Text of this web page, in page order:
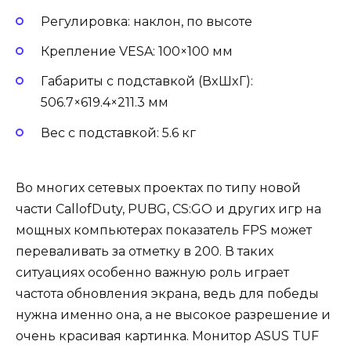
Регулировка: наклон, по высоте
Крепление VESA: 100×100 мм
Габариты с подставкой (ВxШxГ):
506.7×619.4×211.3 мм
Вес с подставкой: 5.6 кг
Во многих сетевых проектах по типу новой
части CallofDuty, PUBG, CS:GO и других игр на
мощных компьютерах показатель FPS может
переваливать за отметку в 200. В таких
ситуациях особенно важную роль играет
частота обновления экрана, ведь для победы
нужна именно она, а не высокое разрешение и
очень красивая картинка. Монитор ASUS TUF